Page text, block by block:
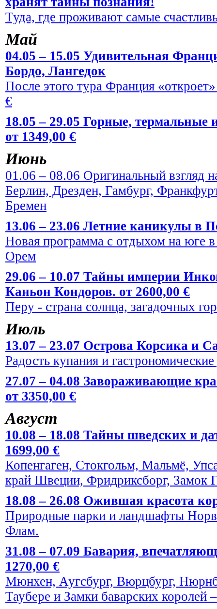
Туда, где проживают самые
Май
04.05 – 15.05 Удивительная
Бордо, Лангедок
После этого тура Франция
€
18.05 – 29.05 Горные,
от 1349,00 €
Июнь
01.06 – 08.06 Оригинальный взгляд
Берлин, Дрезден, Гамбург,
Бремен
13.06 – 23.06 Летние каникулы в
Новая программа с отдыхом на юге
Орем
29.06 – 10.07 Тайны империи
Каньон Кондоров. от 2600,00 €
Перу - страна солнца, загадочных
Июль
13.07 – 23.07 Острова Корсика и
Радость купания и
27.07 – 04.08 Завораживающие
от 3350,00 €
Август
10.08 – 18.08 Тайны шведских и
1699,00 €
Копенгаген, Стокгольм, Мальмё,
край Швеции, Фридриксборг, Замок
18.08 – 26.08 Ожившая красота
Природные парки и ландшафты
Флам.
31.08 – 07.09 Бавария,
1270,00 €
Мюнхен, Аугсбург, Вюрцбург,
Таубере и Замки баварских